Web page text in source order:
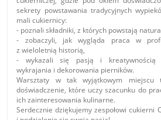
sekrety powstawania tradycyjnych
mali cukiernicy:
- poznali składniki, z których powstają
- zobaczyli, jak wygląda praca w
z wieloletnią historią,
- wykazali się pasją i kreatywnością
wykrajania i dekorowania pierników.
Warsztaty w tak wyjątkowym miejscu
doświadczenie, które uczy szacunku do
ich zainteresowania kulinarne.
Serdecznie dziękujemy zespołowi cukierni